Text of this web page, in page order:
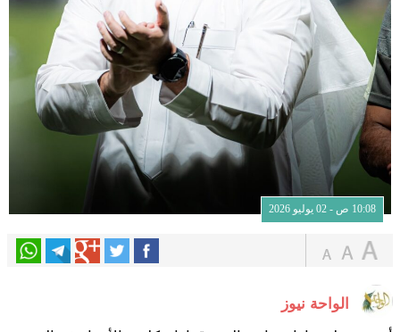
10:08 ص - 02 يوليو 2026
الواحة نيوز